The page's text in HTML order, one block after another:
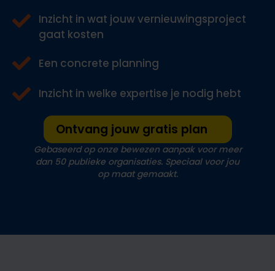
Inzicht in wat jouw vernieuwingsproject
gaat kosten
Een concrete planning
Inzicht in welke expertise je nodig hebt
Ontvang jouw gratis plan
Gebaseerd op onze bewezen aanpak voor meer
dan 50 publieke organisaties. Speciaal voor jou
op maat gemaakt.